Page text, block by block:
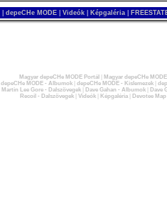
depeCHe MODE Videók Képgaléria
Magyar depeCHe MODE Portál
Magyar depeCHe
depeCHe MODE - Albumok| depeCHe MODE - Kislemezek|
Martin Lee Gore - Dalszövegek| Dave Gahan - Albumok|
Dave
Recoil - Dalszövegek| Videók| Képgaléria| Devotee Map